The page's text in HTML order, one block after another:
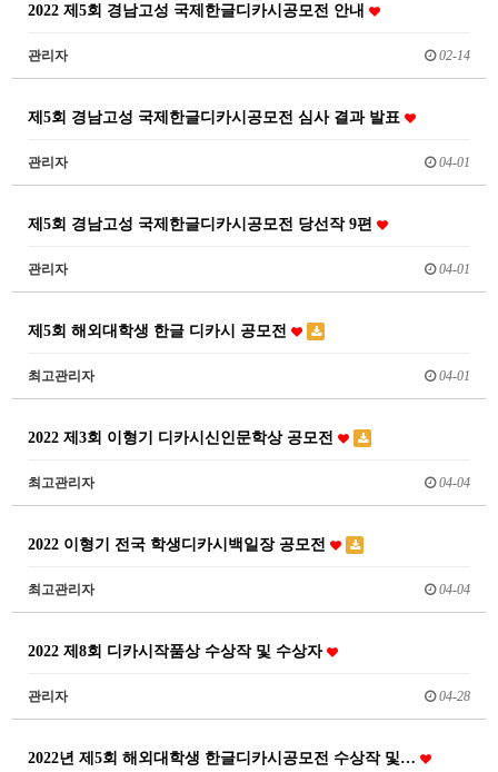
2022 제5회 경남고성 국제한글디카시공모전 안내
관리자 02-14
제5회 경남고성 국제한글디카시공모전 심사 결과 발표
관리자 04-01
제5회 경남고성 국제한글디카시공모전 당선작 9편
관리자 04-01
제5회 해외대학생 한글 디카시 공모전
최고관리자 04-01
2022 제3회 이형기 디카시신인문학상 공모전
최고관리자 04-04
2022 이형기 전국 학생디카시백일장 공모전
최고관리자 04-04
2022 제8회 디카시작품상 수상작 및 수상자
관리자 04-28
2022년 제5회 해외대학생 한글디카시공모전 수상작 및…